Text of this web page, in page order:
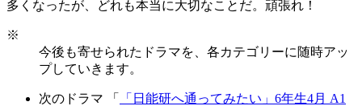
多くなったが、どれも本当に大切なことだ。頑張れ！
※
今後も寄せられたドラマを、各カテゴリーに随時アッ
プしていきます。
次のドラマ 「
「日能研へ通ってみたい」6年生4月 A1